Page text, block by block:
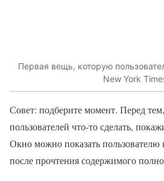
Первая вещь, которую
New York
Совет: подберите момент. Перед
пользователей что-то сделать,
Окно можно показать пользователю
после прочтения содержимого